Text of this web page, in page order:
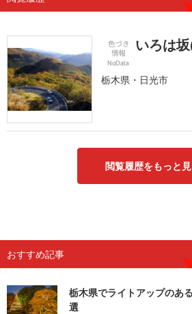
いろは
栃木県・日光市
閲覧履歴をもっと
おすすめ記事
栃木県でライトアップのあ
選